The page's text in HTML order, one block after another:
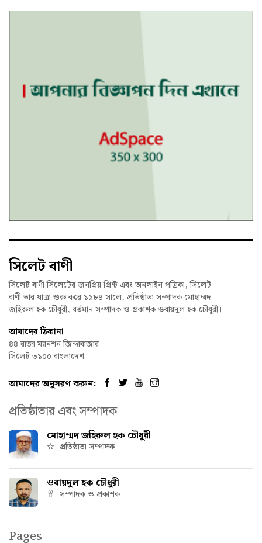
সিলেট বাণী
সিলেট বাণী সিলেটের জনপ্রিয় প্রিন্ট এবং অনলাইন পত্রিকা, সিলেট
বাণী তার যাত্রা শুরু করে ১৯৮৪ সালে, প্রতিষ্ঠাতা সম্পাদক মোহাম্মদ
জহিরুল হক চৌধুরী, বর্তমান সম্পাদক ও প্রকাশক ওবায়দুল হক চৌধুরী।
আমাদের ঠিকানা
৪৪ রাজা ম্যানশন জিন্দাবাজার
সিলেট ৩১০০ বাংলাদেশ
আমাদের অনুসরণ করুন:
প্রতিষ্ঠাতার এবং সম্পাদক
মোহাম্মদ জহিরুল হক চৌধুরী
প্রতিষ্ঠাতা সম্পাদক
ওবায়দুল হক চৌধুরী
সম্পাদক ও প্রকাশক
Pages